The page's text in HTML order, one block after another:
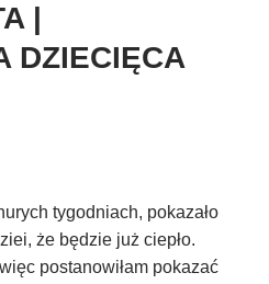
|
DZIECIĘCA
tygodniach, pokazało
że będzie już ciepło.
postanowiłam pokazać